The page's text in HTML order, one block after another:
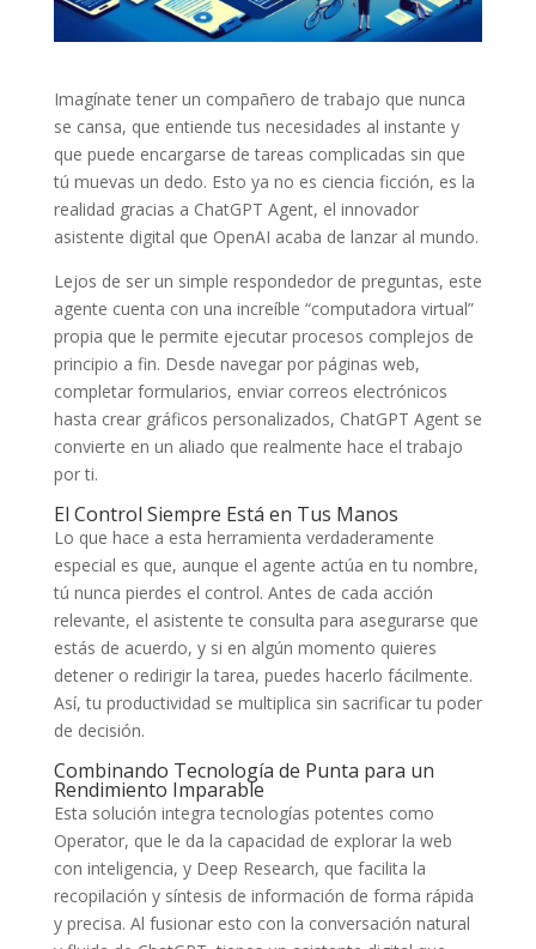
Imagínate tener un compañero de trabajo que nunca
se cansa, que entiende tus necesidades al instante y
que puede encargarse de tareas complicadas sin que
tú muevas un dedo. Esto ya no es ciencia ficción, es la
realidad gracias a ChatGPT Agent, el innovador
asistente digital que OpenAI acaba de lanzar al mundo.
Lejos de ser un simple respondedor de preguntas, este
agente cuenta con una increíble “computadora virtual”
propia que le permite ejecutar procesos complejos de
principio a fin. Desde navegar por páginas web,
completar formularios, enviar correos electrónicos
hasta crear gráficos personalizados, ChatGPT Agent se
convierte en un aliado que realmente hace el trabajo
por ti.
El Control Siempre Está en Tus Manos
Lo que hace a esta herramienta verdaderamente
especial es que, aunque el agente actúa en tu nombre,
tú nunca pierdes el control. Antes de cada acción
relevante, el asistente te consulta para asegurarse que
estás de acuerdo, y si en algún momento quieres
detener o redirigir la tarea, puedes hacerlo fácilmente.
Así, tu productividad se multiplica sin sacrificar tu poder
de decisión.
Combinando Tecnología de Punta para un
Rendimiento Imparable
Esta solución integra tecnologías potentes como
Operator, que le da la capacidad de explorar la web
con inteligencia, y Deep Research, que facilita la
recopilación y síntesis de información de forma rápida
y precisa. Al fusionar esto con la conversación natural